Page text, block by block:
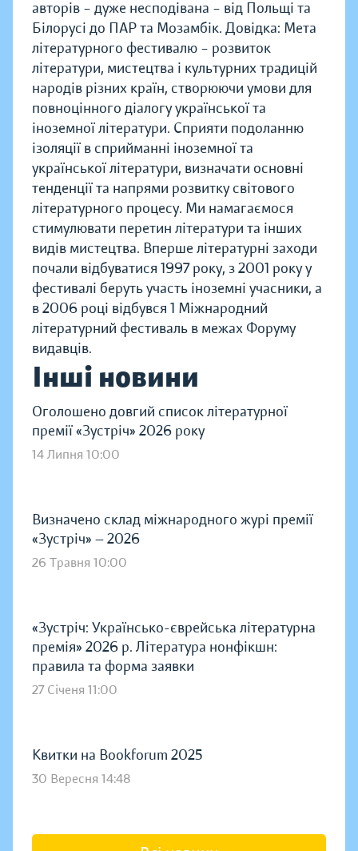
авторів – дуже несподівана – від Польщі та
Білорусі до ПАР та Мозамбік. Довідка: Мета
літературного фестивалю – розвиток
літератури, мистецтва і культурних традицій
народів різних країн, створюючи умови для
повноцінного діалогу української та
іноземної літератури. Сприяти подоланню
ізоляції в сприйманні іноземної та
української літератури, визначати основні
тенденції та напрями розвитку світового
літературного процесу. Ми намагаємося
стимулювати перетин літератури та інших
видів мистецтва. Вперше літературні заходи
почали відбуватися 1997 року, з 2001 року у
фестивалі беруть участь іноземні учасники, а
в 2006 році відбувся 1 Міжнародний
літературний фестиваль в межах Форуму
видавців.
Інші новини
Оголошено довгий список літературної
премії «Зустріч» 2026 року
14 Липня 10:00
Визначено склад міжнародного журі премії
«Зустріч» — 2026
26 Травня 10:00
«Зустріч: Українсько-єврейська літературна
премія» 2026 р. Література нонфікшн:
правила та форма заявки
27 Січеня 11:00
Квитки на Bookforum 2025
30 Вересня 14:48